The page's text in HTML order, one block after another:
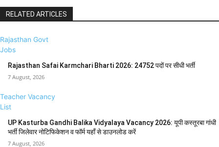
RELATED ARTICLES
Rajasthan Govt
Jobs
Rajasthan Safai Karmchari Bharti 2026: 24752 पदों पर सीधी भर्ती
7 August, 2026
Teacher Vacancy
List
UP Kasturba Gandhi Balika Vidyalaya Vacancy 2026: यूपी कस्तूरबा गांधी
भर्ती जिलेवार नोटिफिकेशन व फॉर्म यहाँ से डाउनलोड करें
7 August, 2026